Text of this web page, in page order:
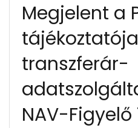
Megjelent a
transzferár-
NAV-Figyelő